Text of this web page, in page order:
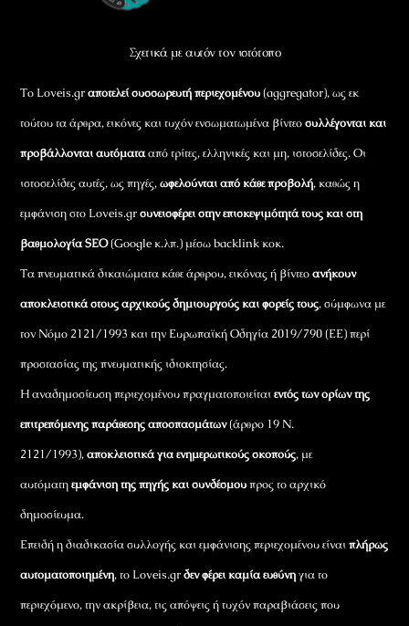
Σχετικά με αυτόν τον ιστότοπο
Το Loveis.grαποτελεί συσσωρευτή περιεχομένου(aggregator), ως εκ
τούτου τα άρθρα, εικόνες και τυχόν ενσωματωμένα βίντεοσυλλέγονται και
προβάλλονται αυτόματααπό τρίτες, ελληνικές και μη, ιστοσελίδες. Οι
ιστοσελίδες αυτές, ως πηγές,ωφελούνται από κάθε προβολή, καθώς η
εμφάνιση στο Loveis.grσυνεισφέρει στην επισκεψιμότητά τους και στη
βαθμολογία SEO(Google κ.λπ.) μέσω backlink κοκ.
Τα πνευματικά δικαιώματα κάθε άρθρου, εικόνας ή βίντεοανήκουν
αποκλειστικά στους αρχικούς δημιουργούς και φορείς τους, σύμφωνα με
τον Νόμο 2121/1993 και την Ευρωπαϊκή Οδηγία 2019/790 (ΕΕ) περί
προστασίας της πνευματικής ιδιοκτησίας.
Η αναδημοσίευση περιεχομένου πραγματοποιείταιεντός των ορίων της
επιτρεπόμενης παράθεσης αποσπασμάτων(άρθρο 19 Ν.
2121/1993),αποκλειστικά για ενημερωτικούς σκοπούς, με
αυτόματηεμφάνιση της πηγής και συνδέσμουπρος το αρχικό
δημοσίευμα.
Επειδή η διαδικασία συλλογής και εμφάνισης περιεχομένου είναιπλήρως
αυτοματοποιημένη, το Loveis.grδεν φέρει καμία ευθύνηγια το
περιεχόμενο, την ακρίβεια, τις απόψεις ή τυχόν παραβιάσεις που